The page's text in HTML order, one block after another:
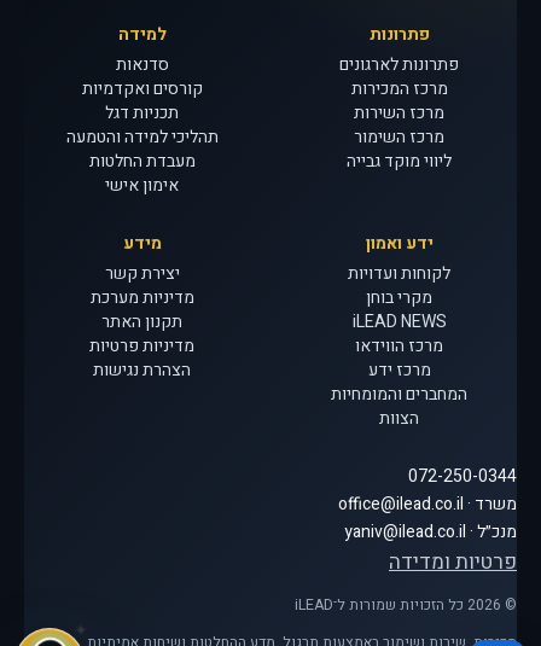
פתרונות
פתרונות לארגונים
מרכז המכירות
מרכז השירות
מרכז השימור
ליווי מוקד גבייה
למידה
סדנאות
קורסים ואקדמיות
תכניות דגל
תהליכי למידה והטמעה
מעבדת החלטות
אימון אישי
ידע ואמון
לקוחות ועדויות
מקרי בוחן
iLEAD NEWS
מרכז הווידאו
מרכז ידע
המחברים והמומחיות
הצוות
מידע
יצירת קשר
מדיניות מערכת
תקנון האתר
מדיניות פרטיות
הצהרת נגישות
072-250-0344
משרד · office@ilead.co.il
מנכ״ל · yaniv@ilead.co.il
פרטיות ומדידה
© 2026 כל הזכויות שמורות ל־iLEAD